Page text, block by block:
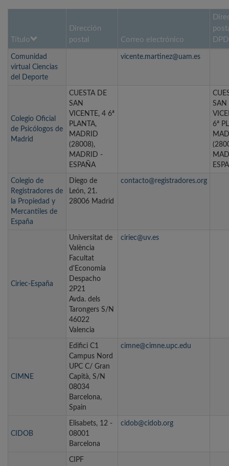
Título
Dirección
postal
Correo electrónico
DPD
Comunidad
virtual Ciencias
del Deporte
vicente.martinez@uam.es
Colegio Oficial
de Psicólogos de
Madrid
CUESTA DE
SAN
VICENTE, 4 6ª
PLANTA,
MADRID
(28008),
MADRID -
ESPAÑA
SAN
6ª
Colegio de
Registradores de
la Propiedad y
Mercantiles de
España
Diego de
León, 21.
28006 Madrid
contacto@registradores.org
Ciriec-España
Universitat de
València
Facultat
d'Economia
Despacho
2P21
Avda. dels
Tarongers S/N
46022
Valencia
ciriec@uv.es
CIMNE
Edifici C1
Campus Nord
UPC C/ Gran
Capità, S/N
08034
Barcelona,
Spain
cimne@cimne.upc.edu
CIDOB
Elisabets, 12 -
08001
Barcelona
cidob@cidob.org
CIPF